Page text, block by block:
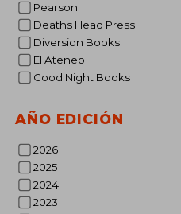
Pearson
Deaths Head Press
Diversion Books
El Ateneo
Good Night Books
AÑO EDICIÓN
2026
2025
2024
2023